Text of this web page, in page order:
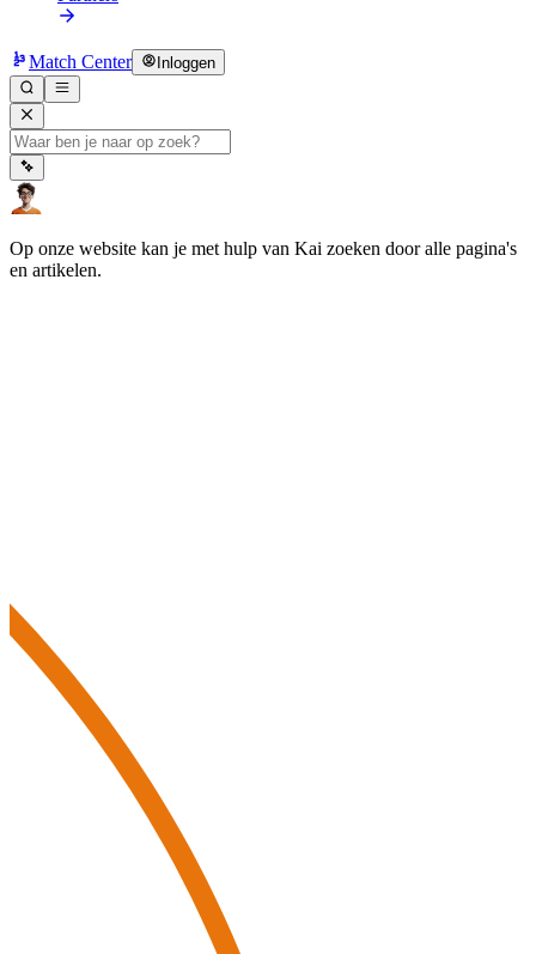
Match Center Inloggen
Op onze website kan je met hulp van Kai zoeken door alle pagina's
en artikelen.